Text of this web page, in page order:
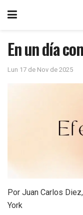
En un día
Lun 17 de Nov de 2025
Por Juan Carlos
York